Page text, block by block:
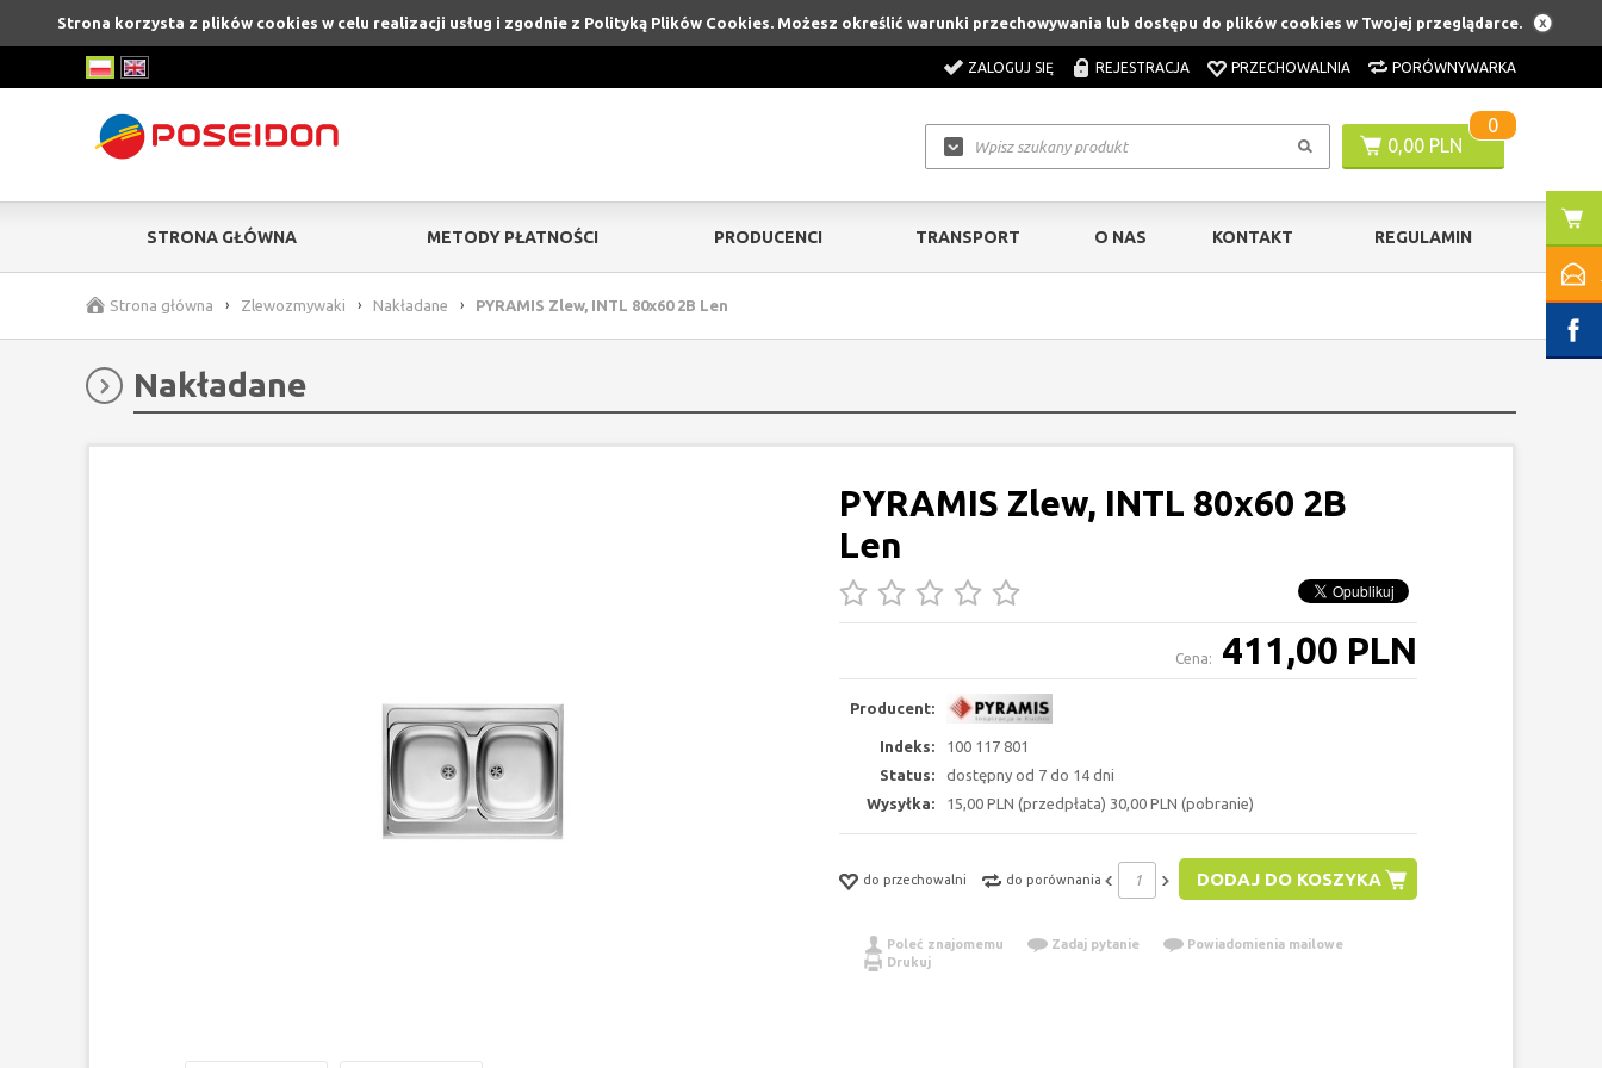
Strona korzysta z plików cookies w celu realizacji usług i zgodnie z Polityką Plików Cookies. Możesz określić warunki przechowywania lub dostępu do plików cookies w Twojej przeglądarce.
ZALOGUJ SIĘ REJESTRACJA PRZECHOWALNIA PORÓWNYWARKA
0,00 PLN
0
STRONA GŁÓWNA METODY PŁATNOŚCI PRODUCENCI TRANSPORT O NAS KONTAKT REGULAMIN
Strona główna › Zlewozmywaki › Nakładane › PYRAMIS Zlew, INTL 80x60 2B Len
Nakładane
PYRAMIS Zlew, INTL 80x60 2B
Len
Cena: 411,00 PLN
Producent:
Indeks:
100 117 801
Status:
dostępny od 7 do 14 dni
Wysyłka:
15,00 PLN (przedpłata) 30,00 PLN (pobranie)
do przechowalni do porównania DODAJ DO KOSZYKA
Poleć znajomemu Zadaj pytanie
Powiadomienia mailowe
Drukuj